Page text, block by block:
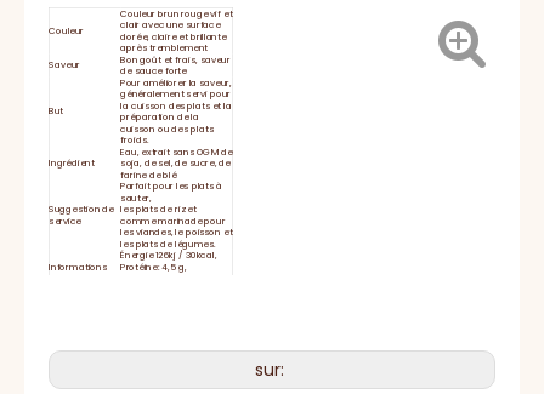
Couleur
Couleur brun rouge vif et
clair avec une surface
dorée, claire et brillante
après tremblement
Saveur
Bon goût et frais, saveur
de sauce forte
But
Pour améliorer la saveur,
généralement servi pour
la cuisson des plats et la
préparation de la
cuisson ou des plats
froids.
Ingrédient
Eau, extrait sans OGM de
soja, de sel, de sucre, de
farine de blé
Suggestion de
service
Parfait pour les plats à
sauter,
les plats de riz et
comme marinade pour
les viandes, le poisson et
les plats de légumes.
Informations
Énergie 126kj / 30kcal,
Protéine: 4,5 g,
livraison
sur: